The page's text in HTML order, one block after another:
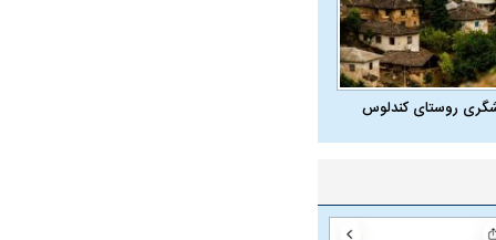
روستای کندلوس